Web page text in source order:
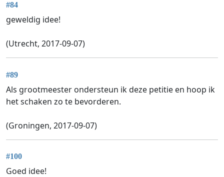
#84
geweldig idee!
(Utrecht, 2017-09-07)
#89
Als grootmeester ondersteun ik deze petitie en hoop ik
het schaken zo te bevorderen.
(Groningen, 2017-09-07)
#100
Goed idee!